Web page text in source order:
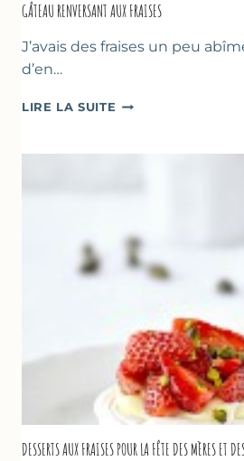
GÂTEAU RENVERSANT AUX FRAISES
J’avais des fraises un peu
d’en…
LIRE LA SUITE GÂTEAU
FRAISES
DESSERTS AUX FRAISES POUR LA FÊTE DES MÈRES ET